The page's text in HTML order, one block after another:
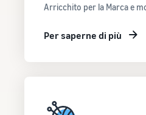
Arricchito per la Marca e
Per saperne di più